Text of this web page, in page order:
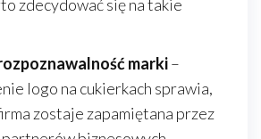
zdecydować się na takie
marki–
logo na cukierkach sprawia,
zostaje zapamiętana przez